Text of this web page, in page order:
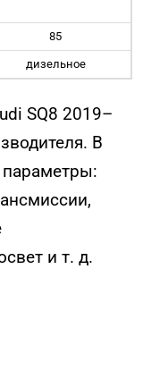
85
дизельное
SQ8 2019–
В
и т. д.